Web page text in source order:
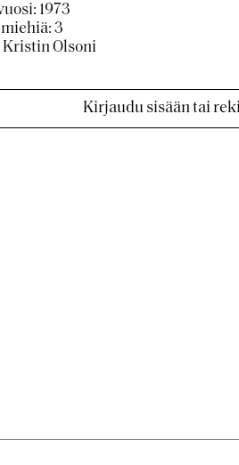
1973
3
Kristin Olsoni
Kirjaudu sisään tai